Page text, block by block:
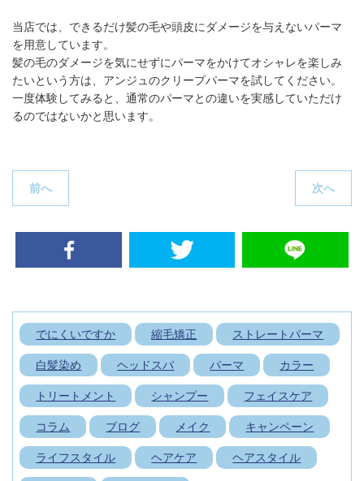
当店では、できるだけ髪の毛や頭皮にダメージを与えないパーマ
を用意しています。
髪の毛のダメージを気にせずにパーマをかけてオシャレを楽しみ
たいという方は、アンジュのクリープパーマを試してください。
一度体験してみると、通常のパーマとの違いを実感していただけ
るのではないかと思います。
ナ
ビ前へ
v
i
o
p
o
s
t
:
次へ
でにくいですか
縮毛矯正 ストレートパーマ
白髪染め ヘッドスパ パーマ カラー
トリートメント シャンプー フェイスケア
コラム ブログ メイク キャンペーン
ライフスタイル ヘアケア ヘアスタイル